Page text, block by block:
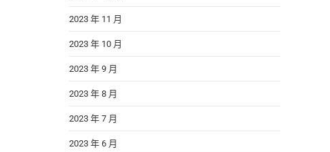
2023 年 11 月
2023 年 10 月
2023 年 9 月
2023 年 8 月
2023 年 7 月
2023 年 6 月